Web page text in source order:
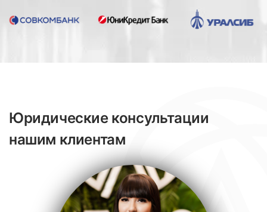
Юридические консультации
нашим клиентам